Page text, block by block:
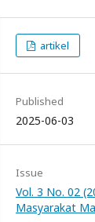
artikel
Published
2025-06-03
Issue
Vol. 3 No. 02
Masyarakat